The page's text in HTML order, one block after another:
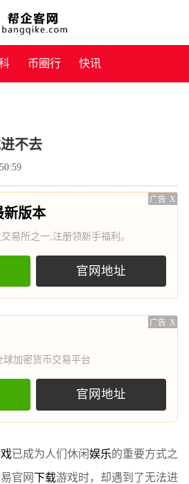
币圈行 快讯
不去
广告 X
新版本
易所之一,注册领新手福利。
官网地址
广告 X
球加密货币交易平台
官网地址
已成为人们休闲娱乐的重要方式之
官网下载游戏时，却遇到了无法进